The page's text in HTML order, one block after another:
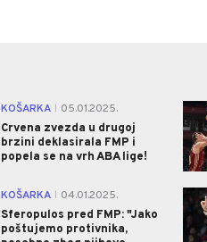
KOŠARKA
05.01.2025.
Crvena zvezda u drugoj
brzini deklasirala FMP i
popela se na vrh ABA lige!
KOŠARKA
04.01.2025.
Sferopulos pred FMP: "Jako
poštujemo protivnika,